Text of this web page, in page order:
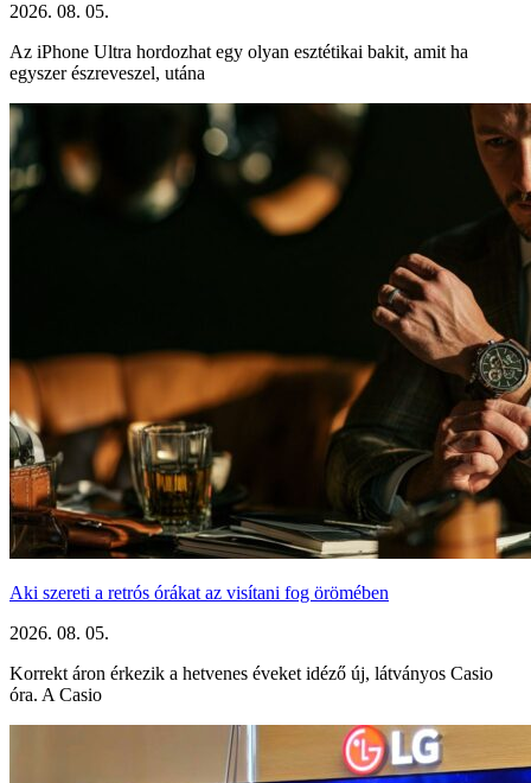
2026. 08. 05.
Az iPhone Ultra hordozhat egy olyan esztétikai bakit, amit ha
egyszer észreveszel, utána
Aki szereti a retrós órákat az visítani fog örömében
2026. 08. 05.
Korrekt áron érkezik a hetvenes éveket idéző új, látványos Casio
óra. A Casio